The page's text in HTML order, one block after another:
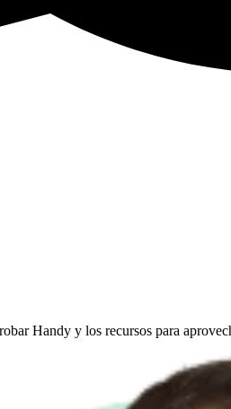
Handy y los recursos para